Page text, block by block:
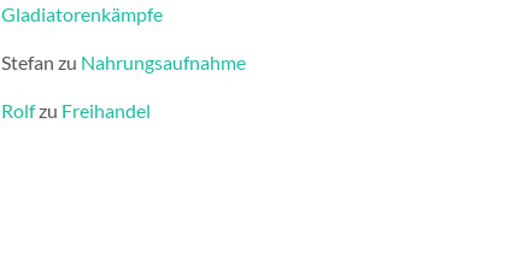
Gladiatorenkämpfe
Stefan zu Nahrungsaufnahme
Rolfzu Freihandel